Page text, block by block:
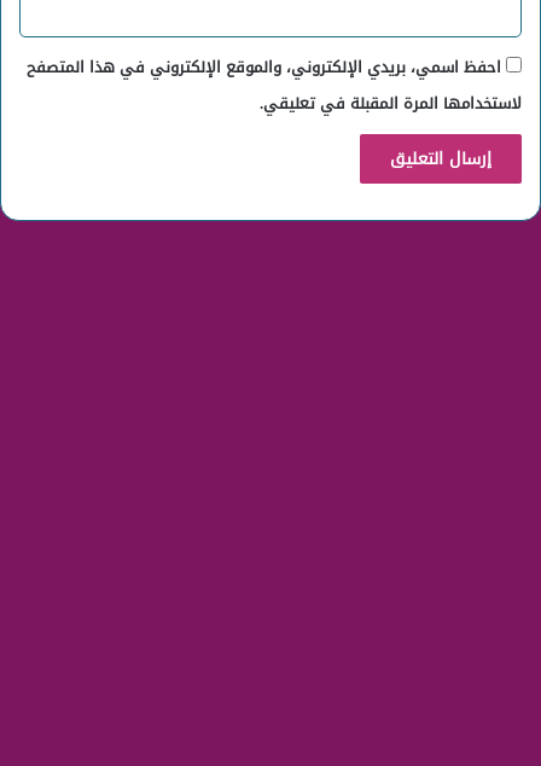
احفظ اسمي، بريدي الإلكتروني، والموقع الإلكتروني في هذا المتصفح
لاستخدامها المرة المقبلة في تعليقي.